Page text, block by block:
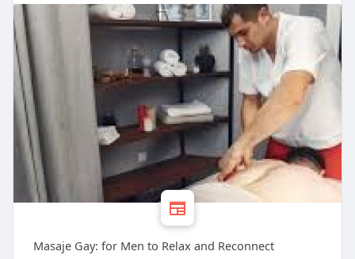
Masaje Gay: for Men to Relax and Reconnect